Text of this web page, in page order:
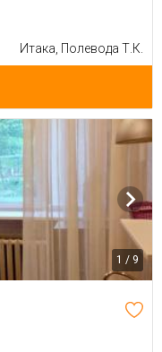
Итака, Полевода Т.К.
1 / 9